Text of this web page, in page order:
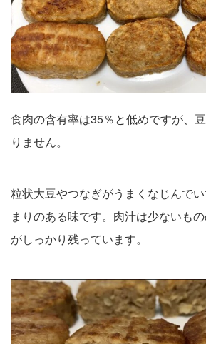
食肉の含有率は35％と低めですが、
りません。
粒状大豆やつなぎがうまくなじんで
まりのある味です。肉汁は少ないも
がしっかり残っています。